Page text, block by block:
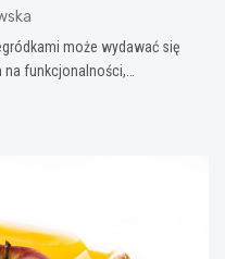
może wydawać się
funkcjonalności,…